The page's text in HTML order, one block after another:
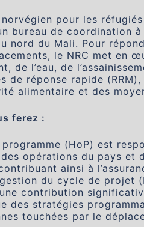
pour les
bureau de coordination
nord du Mali. Pour
le NRC met en
de l’eau, de
de réponse rapide
alimentaire et des
ferez :
(HoP) est
des opérations du pays
ainsi à
du cycle de projet
contribution
des stratégies
touchées par le